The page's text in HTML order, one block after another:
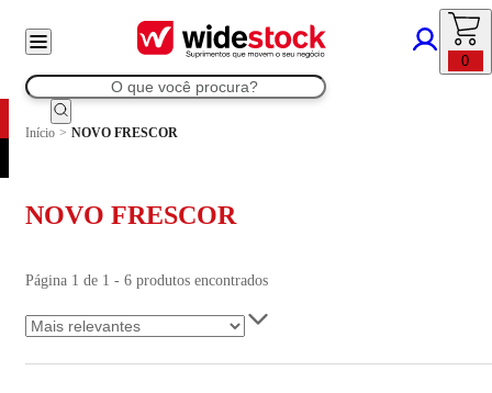
0
Início > NOVO FRESCOR
NOVO FRESCOR
Página 1 de 1 - 6 produtos encontrados